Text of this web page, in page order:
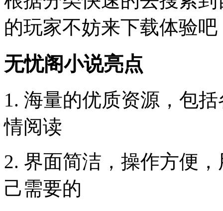
的玩家不妨来下载体验吧
无忧阁小说亮点
1. 海量的优质资源，包
情阅读
2. 界面简洁，操作方便
己需要的